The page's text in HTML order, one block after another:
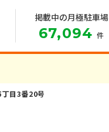
掲載中の月極駐車場
67,094 件
目3番20号